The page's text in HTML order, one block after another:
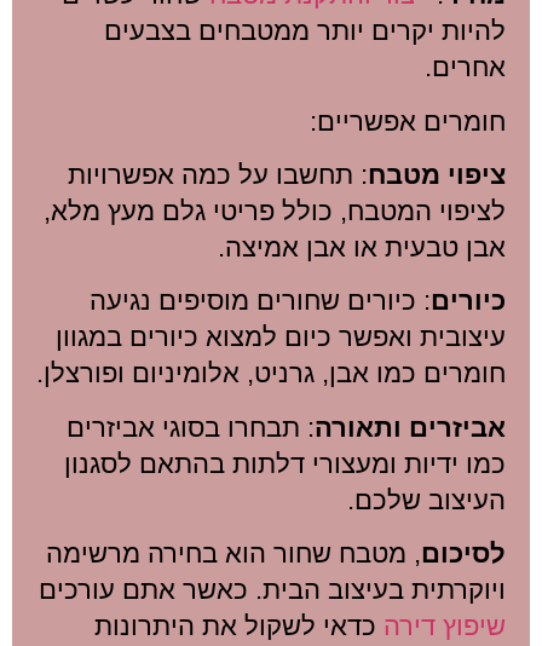
להיות יקרים יותר ממטבחים בצבעים
אחרים.
חומרים אפשריים:
ציפוי מטבח: תחשבו על כמה אפשרויות
לציפוי המטבח, כולל פריטי גלם מעץ מלא,
אבן טבעית או אבן אמיצה.
כיורים: כיורים שחורים מוסיפים נגיעה
עיצובית ואפשר כיום למצוא כיורים במגוון
חומרים כמו אבן, גרניט, אלומיניום ופורצלן.
אביזרים ותאורה: תבחרו בסוגי אביזרים
כמו ידיות ומעצורי דלתות בהתאם לסגנון
העיצוב שלכם.
לסיכום, מטבח שחור הוא בחירה מרשימה
ויוקרתית בעיצוב הבית. כאשר אתם עורכים
שיפוץ דירה כדאי לשקול את היתרונות